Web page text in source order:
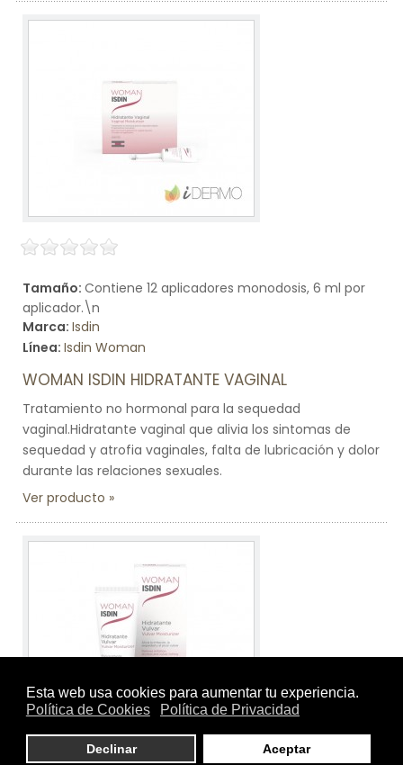
Tamaño: Contiene 12 aplicadores monodosis, 6 ml por
aplicador.\n
Marca: Isdin
Línea: Isdin Woman
WOMAN ISDIN HIDRATANTE VAGINAL
Tratamiento no hormonal para la sequedad
vaginal.Hidratante vaginal que alivia los sintomas de
sequedad y atrofia vaginales, falta de lubricación y dolor
durante las relaciones sexuales.
Ver producto